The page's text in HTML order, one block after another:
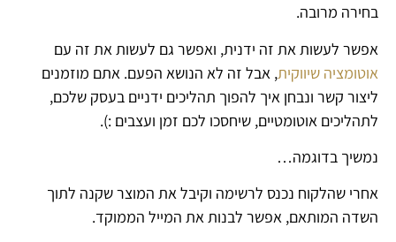
בחירה מרובה.
אפשר לעשות את זה ידנית, ואפשר גם לעשות את זה עם
אוטומציה שיווקית, אבל זה לא הנושא הפעם. אתם מוזמנים
ליצור קשר ונבחן איך להפוך תהליכים ידניים בעסק שלכם,
לתהליכים אוטומטיים, שיחסכו לכם זמן ועצבים :).
נמשיך בדוגמה…
אחרי שהלקוח נכנס לרשימה וקיבל את המוצר שקנה לתוך
השדה המותאם, אפשר לבנות את המייל הממוקד.